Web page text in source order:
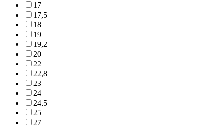
17
17,5
18
19
19,2
20
22
22,8
23
24
24,5
25
27